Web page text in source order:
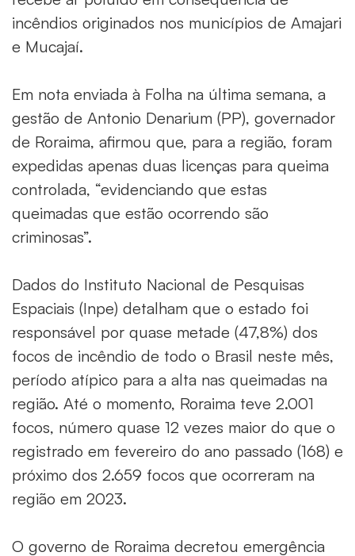
incêndios originados nos municípios de Amajari
e Mucajaí.
Em nota enviada à Folha na última semana, a
gestão de Antonio Denarium (PP), governador
de Roraima, afirmou que, para a região, foram
expedidas apenas duas licenças para queima
controlada, “evidenciando que estas
queimadas que estão ocorrendo são
criminosas”.
Dados do Instituto Nacional de Pesquisas
Espaciais (Inpe) detalham que o estado foi
responsável por quase metade (47,8%) dos
focos de incêndio de todo o Brasil neste mês,
período atípico para a alta nas queimadas na
região. Até o momento, Roraima teve 2.001
focos, número quase 12 vezes maior do que o
registrado em fevereiro do ano passado (168) e
próximo dos 2.659 focos que ocorreram na
região em 2023.
O governo de Roraima decretou emergência